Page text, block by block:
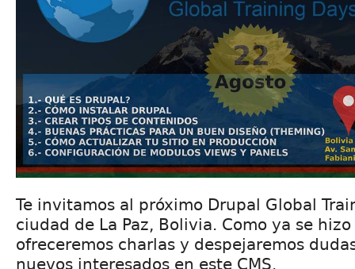
Te invitamos al próximo Drupal Global
ciudad de La Paz, Bolivia. Como ya se
ofreceremos charlas y despejaremos
nuevos interesados en este CMS.